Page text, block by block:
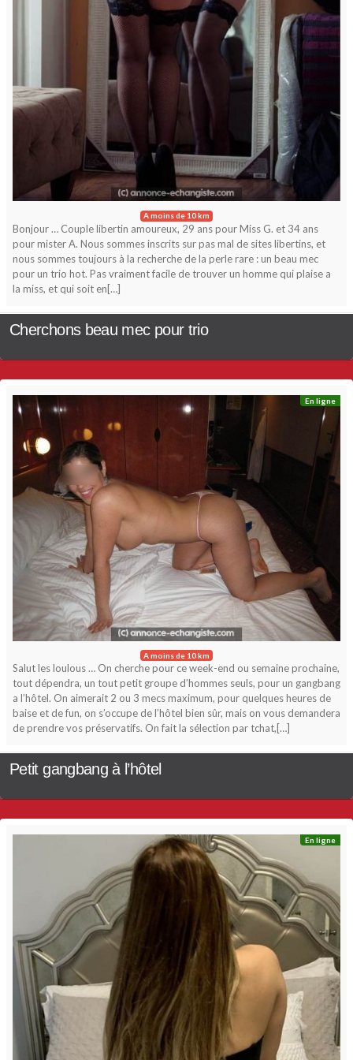
A moins de 10 km
Bonjour … Couple libertin amoureux, 29 ans pour Miss G. et 34 ans
pour mister A. Nous sommes inscrits sur pas mal de sites libertins, et
nous sommes toujours à la recherche de la perle rare : un beau mec
pour un trio hot. Pas vraiment facile de trouver un homme qui plaise a
la miss, et qui soit en[…]
Cherchons beau mec pour trio
En ligne
A moins de 10 km
Salut les loulous … On cherche pour ce week-end ou semaine prochaine,
tout dépendra, un tout petit groupe d’hommes seuls, pour un gangbang
a l’hôtel. On aimerait 2 ou 3 mecs maximum, pour quelques heures de
baise et de fun, on s’occupe de l’hôtel bien sûr, mais on vous demandera
de prendre vos préservatifs. On fait la sélection par tchat,[…]
Petit gangbang à l’hôtel
En ligne